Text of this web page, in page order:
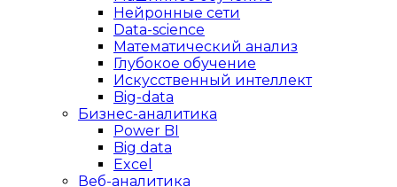
Нейронные сети
Data-science
Математический анализ
Глубокое обучение
Искусственный интеллект
Big-data
Бизнес-аналитика
Power BI
Big data
Excel
Веб-аналитика